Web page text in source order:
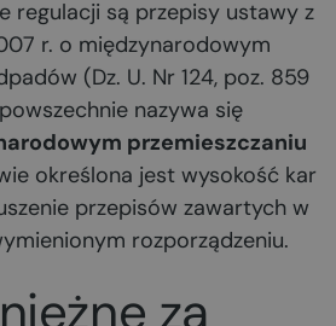
regulacji są przepisy ustawy z
r. o międzynarodowym
(Dz. U. Nr 124, poz. 859
nazywa się
przemieszczaniu
określona jest wysokość kar
przepisów zawartych w
rozporządzeniu.
za